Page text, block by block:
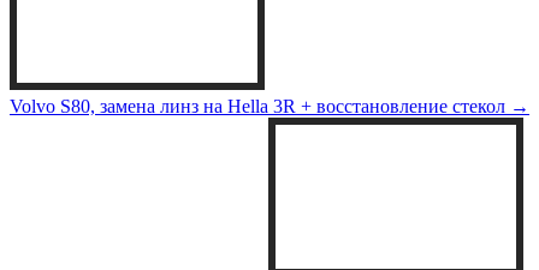
Volvo S80, замена линз на Hella 3R + восстановление стекол →